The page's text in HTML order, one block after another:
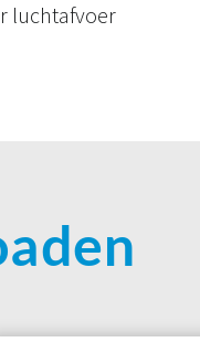
luchtafvoer